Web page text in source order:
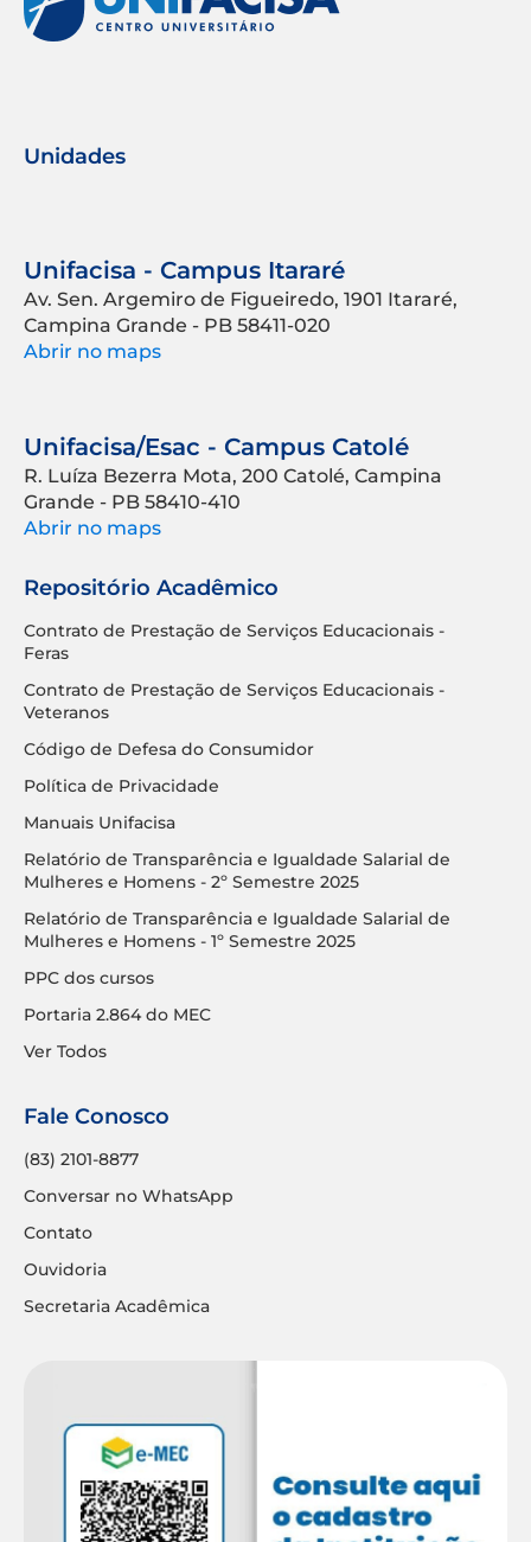
Unidades
Unifacisa - Campus Itararé
Av. Sen. Argemiro de Figueiredo, 1901 Itararé,
Campina Grande - PB 58411-020
Abrir no maps
Unifacisa/Esac - Campus Catolé
R. Luíza Bezerra Mota, 200 Catolé, Campina
Grande - PB 58410-410
Abrir no maps
Repositório Acadêmico
Contrato de Prestação de Serviços Educacionais -
Feras
Contrato de Prestação de Serviços Educacionais -
Veteranos
Código de Defesa do Consumidor
Política de Privacidade
Manuais Unifacisa
Relatório de Transparência e Igualdade Salarial de
Mulheres e Homens - 2º Semestre 2025
Relatório de Transparência e Igualdade Salarial de
Mulheres e Homens - 1º Semestre 2025
PPC dos cursos
Portaria 2.864 do MEC
Ver Todos
Fale Conosco
(83) 2101-8877
Conversar no WhatsApp
Contato
Ouvidoria
Secretaria Acadêmica